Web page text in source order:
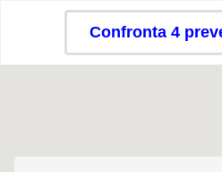
Confronta 4